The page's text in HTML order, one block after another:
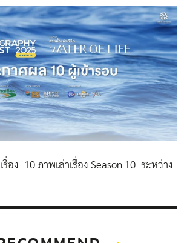
รื่อง 10 ภาพเล่าเรื่อง Season 10 ระหว่าง